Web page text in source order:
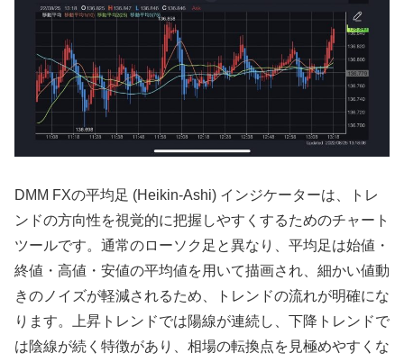
DMM FXの平均足 (Heikin-Ashi) インジケーターは、トレ
ンドの方向性を視覚的に把握しやすくするためのチャート
ツールです。通常のローソク足と異なり、平均足は始値・
終値・高値・安値の平均値を用いて描画され、細かい値動
きのノイズが軽減されるため、トレンドの流れが明確にな
ります。上昇トレンドでは陽線が連続し、下降トレンドで
は陰線が続く特徴があり、相場の転換点を見極めやすくな